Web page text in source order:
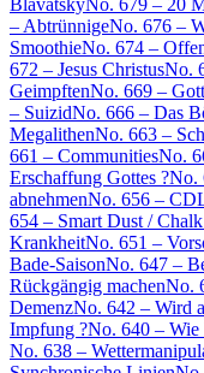
BlavatskyNo. 679 – 20
– AbtrünnigeNo. 676 –
SmoothieNo. 674 –
672 – Jesus ChristusNo.
GeimpftenNo. 669 –
– SuizidNo. 666 – Das
MegalithenNo. 663 –
661 – CommunitiesNo.
Erschaffung Gottes ?No.
abnehmenNo. 656 –
654 – Smart Dust /
KrankheitNo. 651 –
Bade-SaisonNo. 647 –
Rückgängig machenNo.
DemenzNo. 642 – Wird
Impfung ?No. 640 – Wie
No. 638 –